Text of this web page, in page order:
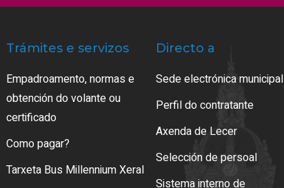
Trámites e servizos
Empadroamento, normas e
obtención do volante ou
certificado
Como pagar?
Tarxeta Bus Millennium Xeral
Directo a
Sede electrónica municipal
Perfil do contratante
Axenda de Lecer
Selección de persoal
Sistema interno de